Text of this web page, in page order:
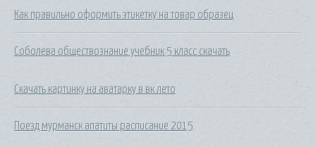
Как правильно оформить этикетку на товар образец
Соболева обществознание учебник 5 класс скачать
Скачать картинку на аватарку в вк лето
Поезд мурманск апатиты расписание 2015